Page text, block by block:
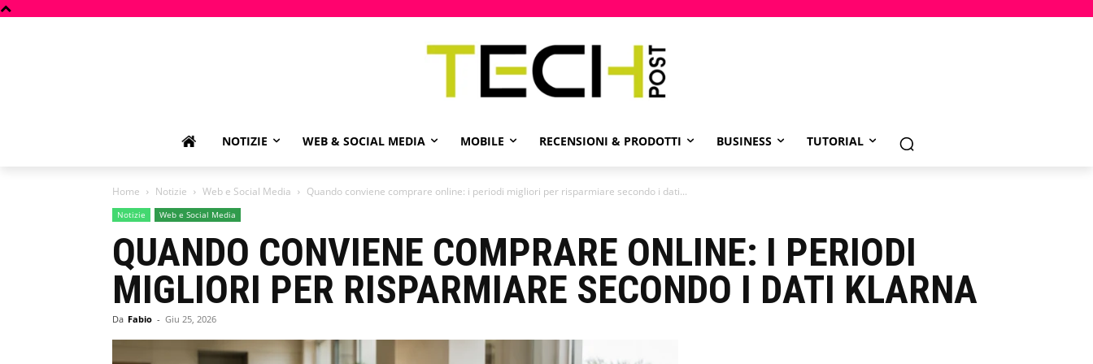
NOTIZIE WEB & SOCIAL MEDIA MOBILE RECENSIONI & PRODOTTI BUSINESS TUTORIAL
Home Notizie Web e Social Media Quando conviene comprare online: i periodi migliori per risparmiare secondo i dati...
Notizie Web e Social Media
QUANDO CONVIENE COMPRARE ONLINE: I PERIODI
MIGLIORI PER RISPARMIARE SECONDO I DATI KLARNA
Da Fabio - Giu 25, 2026